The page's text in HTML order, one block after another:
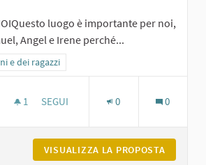
luogo è importante per noi,
Angel e Irene perché...
categoria: I luoghi dei giovani e dei ragazzi
e dei ragazzi
1 1 SOSTENITORI
SEGUI 0 0
VISUALIZZA LA PROPOSTA